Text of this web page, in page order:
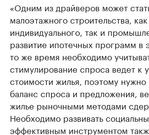
«Одним из драйверов может
малоэтажного строительства, как
индивидуального, так и
развитие ипотечных программ в
то же время необходимо
стимулирование спроса ведет к
стоимости жилья, поэтому нужно
баланс спроса и предложения,
жилье рыночными методами
Необходимо развивать
эффективным инструментом